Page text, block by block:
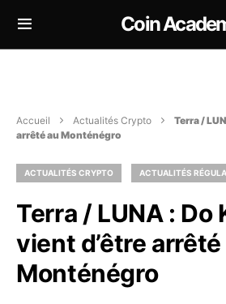
Coin
Accueil Actualités Crypto
Terra /
arrêté au Monténégro
ACTUALITÉS CRYPTO ACTUALITÉS
Terra / LUNA : Do
vient d’être arrêté
Monténégro